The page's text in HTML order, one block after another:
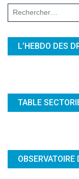
L’HEBDO DES
TABLE